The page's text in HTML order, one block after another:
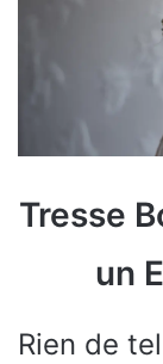
Tresse
un
Rien de